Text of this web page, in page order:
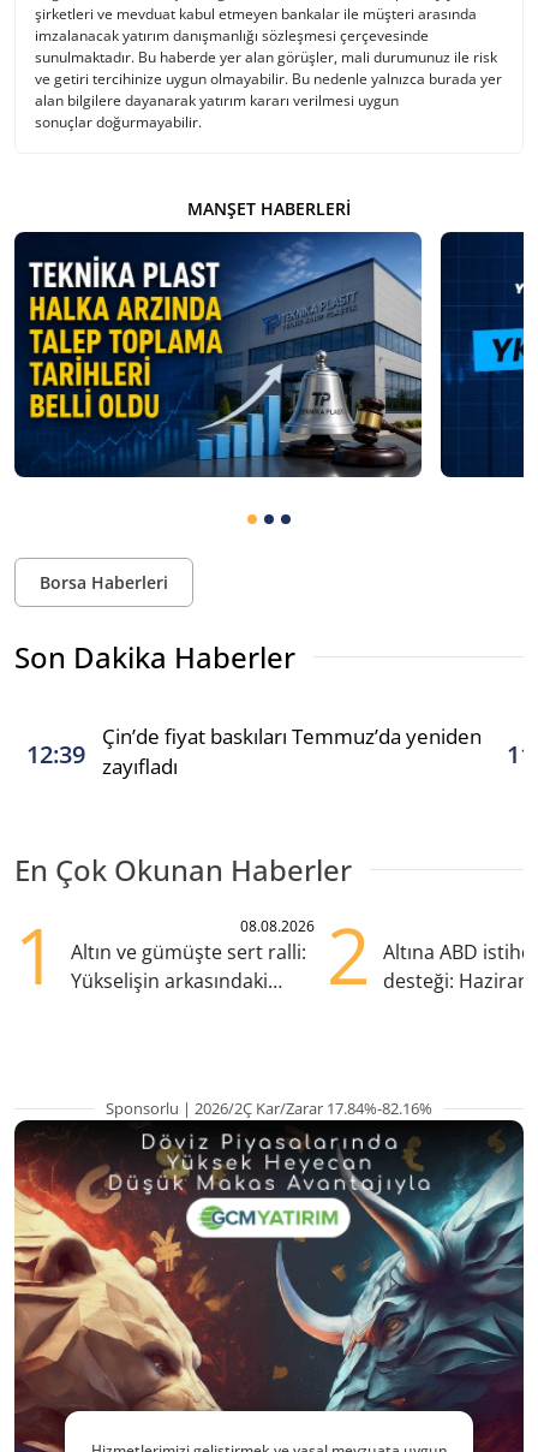
şirketleri ve mevduat kabul etmeyen bankalar ile müşteri arasında
imzalanacak yatırım danışmanlığı sözleşmesi çerçevesinde
sunulmaktadır. Bu haberde yer alan görüşler, mali durumunuz ile risk
ve getiri tercihinize uygun olmayabilir. Bu nedenle yalnızca burada yer
alan bilgilere dayanarak yatırım kararı verilmesi uygun
sonuçlar doğurmayabilir.
MANŞET HABERLERI
Borsa Haberleri
Son Dakika Haberler
12:39
Çin’de fiyat baskıları Temmuz’da yeniden
zayıfladı
En Çok Okunan Haberler
1 08.08.2026
Altın ve gümüşte sert ralli:
Yükselişin arkasındaki
2
Altına ABD
desteği:
Sponsorlu | 2026/2Ç Kar/Zarar 17.84%-82.16%